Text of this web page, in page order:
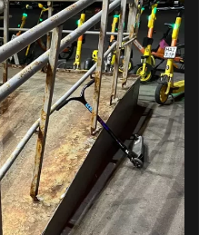
металл насквозь —
может
опирающегося
металла могут
порезов.
угрозу жизни и
предназначены